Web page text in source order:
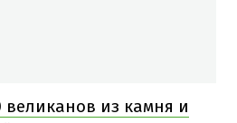
великанов из камня и